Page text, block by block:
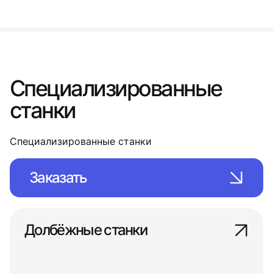
Специализированные
станки
Специализированные станки
Заказать
Долбёжные станки